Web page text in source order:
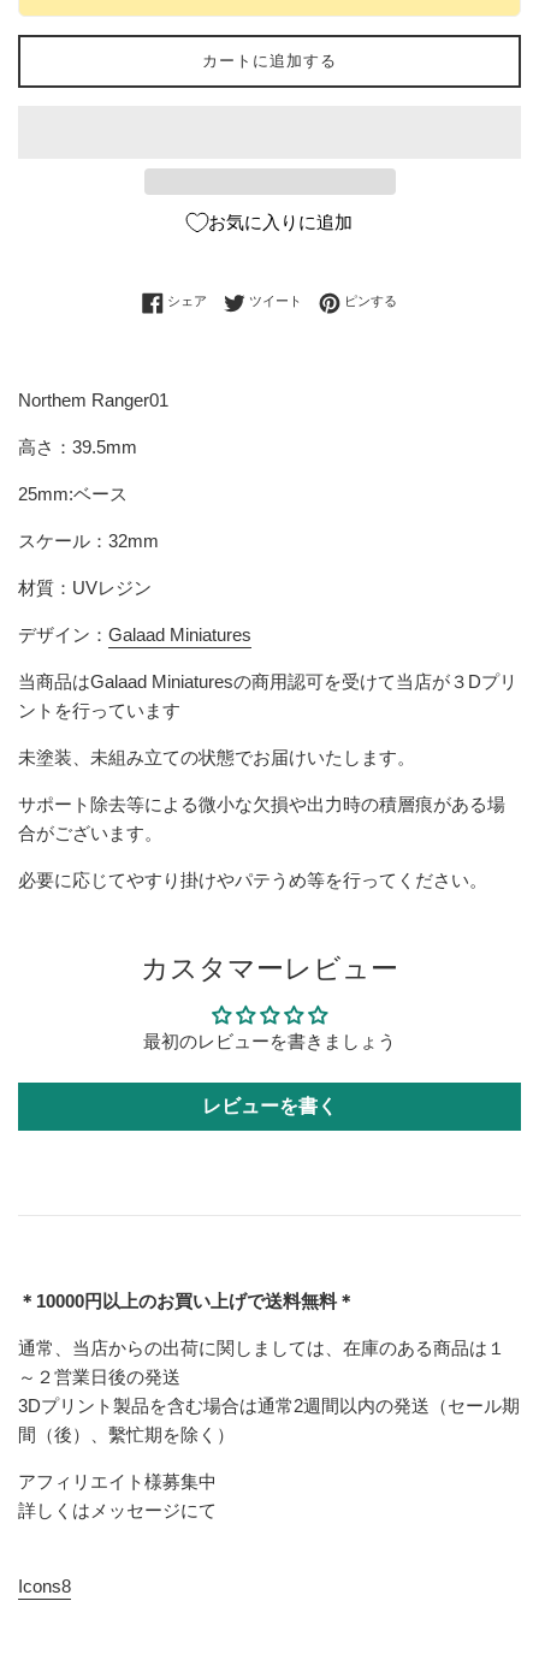
カートに追加する
お気に入りに追加
シェア Facebookでシェアする
ツイート Twitterに投稿する
ピンする
Northem Ranger01
高さ：39.5mm
25mm:ベース
スケール：32mm
材質：UVレジン
デザイン： Galaad Miniatures
当商品はGalaad Miniaturesの商用認可を受けて当店が３Dプリ
ントを行っています
未塗装、未組み立ての状態でお届けいたします。
サポート除去等による微小な欠損や出力時の積層痕がある場
合がございます。
必要に応じてやすり掛けやパテうめ等を行ってください。
カスタマーレビュー
最初のレビューを書きましょう
レビューを書く
＊10000円以上のお買い上げで送料無料＊
通常、当店からの出荷に関しましては、在庫のある商品は１
～２営業日後の発送
3Dプリント製品を含む場合は通常2週間以内の発送（セール期
間（後）、繫忙期を除く）
アフィリエイト様募集中
詳しくはメッセージにて
Icons8